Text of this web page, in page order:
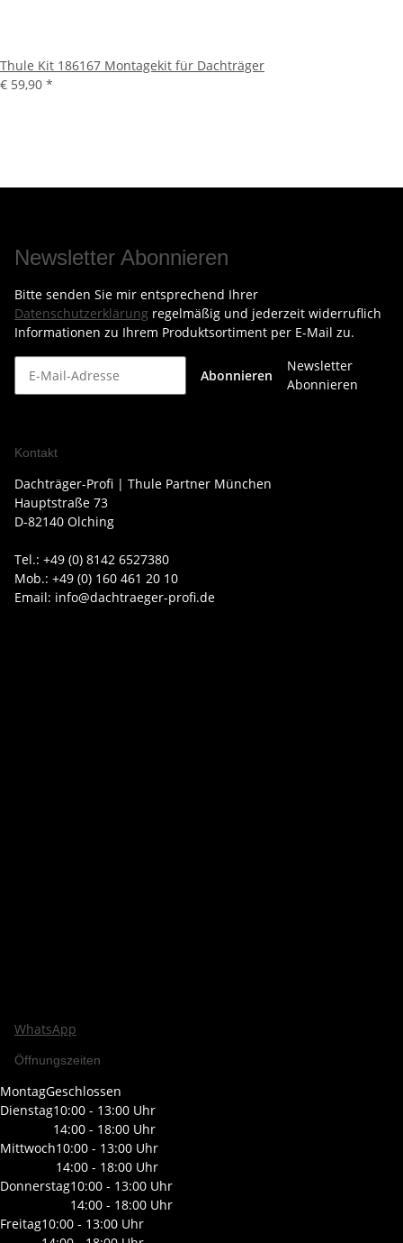
Thule Kit 186167 Montagekit für Dachträger
€ 59,90 *
Newsletter Abonnieren
Bitte senden Sie mir entsprechend Ihrer
Datenschutzerklärung regelmäßig und jederzeit widerruflich
Informationen zu Ihrem Produktsortiment per E-Mail zu.
Abonnieren
Newsletter
Abonnieren
Kontakt
Dachträger-Profi | Thule Partner München
Hauptstraße 73
D-82140 Olching
Tel.: +49 (0) 8142 6527380
Mob.: +49 (0) 160 461 20 10
Email: info@dachtraeger-profi.de
WhatsApp
Öffnungszeiten
MontagGeschlossen
Dienstag10:00 - 13:00 Uhr
14:00 - 18:00 Uhr
Mittwoch10:00 - 13:00 Uhr
14:00 - 18:00 Uhr
Donnerstag10:00 - 13:00 Uhr
14:00 - 18:00 Uhr
Freitag10:00 - 13:00 Uhr